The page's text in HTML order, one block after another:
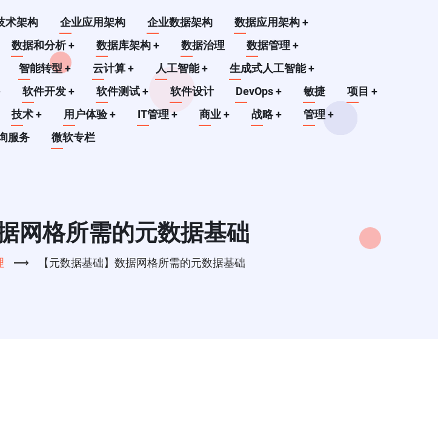
术架构 企业应用架构 企业数据架构 数据应用架构+
数据和分析+ 数据库架构+ 数据治理 数据管理+
智能转型+ 云计算+ 人工智能+ 生成式人工智能+
软件开发+ 软件测试+ 软件设计 DevOps+ 敏捷 项目+
技术+ 用户体验+ IT管理+ 商业+ 战略+ 管理+
服务 微软专栏
网格所需的元数据基础
⟶ 【元数据基础】数据网格所需的元数据基础